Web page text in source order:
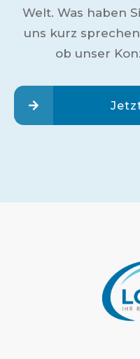
Welt. Was haben
uns kurz
ob unser